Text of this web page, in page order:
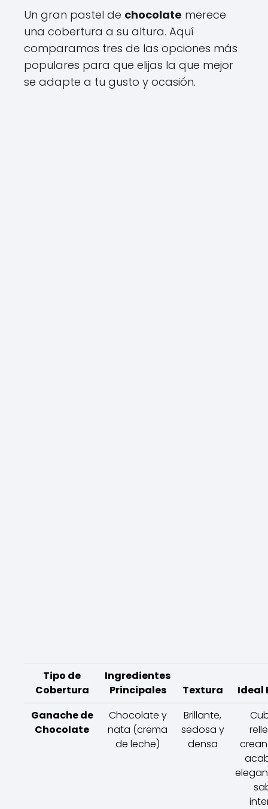
Un gran pastel de chocolate merece
una cobertura a su altura. Aquí
comparamos tres de las opciones más
populares para que elijas la que mejor
se adapte a tu gusto y ocasión.
Tipo de
Cobertura
Ingredientes
Principales
Textura
Ideal
Ganache de
Chocolate
Chocolate y
nata (crema
de leche)
Brillante,
sedosa y
densa